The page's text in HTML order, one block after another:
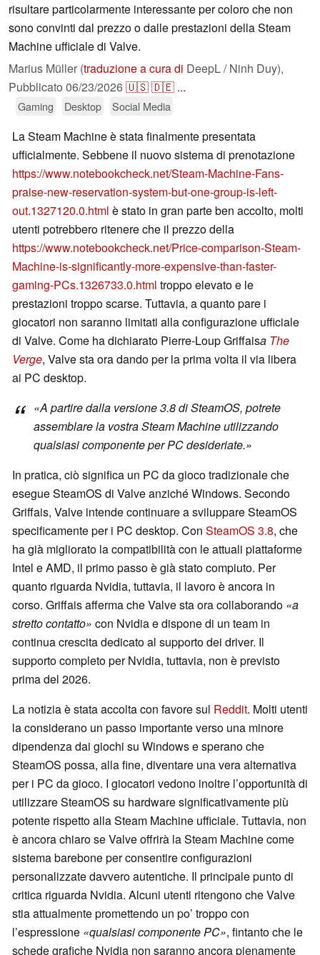
risultare particolarmente interessante per coloro che non
sono convinti dal prezzo o dalle prestazioni della Steam
Machine ufficiale di Valve.
Marius Müller (traduzione a cura di DeepL / Ninh Duy),
Pubblicato 06/23/2026🇺🇸🇩🇪 ...
Gaming Desktop Social Media
La Steam Machine è stata finalmente presentata
ufficialmente. Sebbene il nuovo sistema di prenotazione
https://www.notebookcheck.net/Steam-Machine-Fans-
praise-new-reservation-system-but-one-group-is-left-
out.1327120.0.html è stato in gran parte ben accolto, molti
utenti potrebbero ritenere che il prezzo della
https://www.notebookcheck.net/Price-comparison-Steam-
Machine-is-significantly-more-expensive-than-faster-
gaming-PCs.1326733.0.html troppo elevato e le
prestazioni troppo scarse. Tuttavia, a quanto pare i
giocatori non saranno limitati alla configurazione ufficiale
di Valve. Come ha dichiarato Pierre-Loup Griffaisa The
Verge, Valve sta ora dando per la prima volta il via libera
ai PC desktop.
«A partire dalla versione 3.8 di SteamOS, potrete
assemblare la vostra Steam Machine utilizzando
qualsiasi componente per PC desideriate.»
In pratica, ciò significa un PC da gioco tradizionale che
esegue SteamOS di Valve anziché Windows. Secondo
Griffais, Valve intende continuare a sviluppare SteamOS
specificamente per i PC desktop. Con SteamOS 3.8, che
ha già migliorato la compatibilità con le attuali piattaforme
Intel e AMD, il primo passo è già stato compiuto. Per
quanto riguarda Nvidia, tuttavia, il lavoro è ancora in
corso. Griffais afferma che Valve sta ora collaborando «a
stretto contatto» con Nvidia e dispone di un team in
continua crescita dedicato al supporto dei driver. Il
supporto completo per Nvidia, tuttavia, non è previsto
prima del 2026.
La notizia è stata accolta con favore sul Reddit. Molti utenti
la considerano un passo importante verso una minore
dipendenza dai giochi su Windows e sperano che
SteamOS possa, alla fine, diventare una vera alternativa
per i PC da gioco. I giocatori vedono inoltre l’opportunità di
utilizzare SteamOS su hardware significativamente più
potente rispetto alla Steam Machine ufficiale. Tuttavia, non
è ancora chiaro se Valve offrirà la Steam Machine come
sistema barebone per consentire configurazioni
personalizzate davvero autentiche. Il principale punto di
critica riguarda Nvidia. Alcuni utenti ritengono che Valve
stia attualmente promettendo un po’ troppo con
l’espressione «qualsiasi componente PC», fintanto che le
schede grafiche Nvidia non saranno ancora pienamente